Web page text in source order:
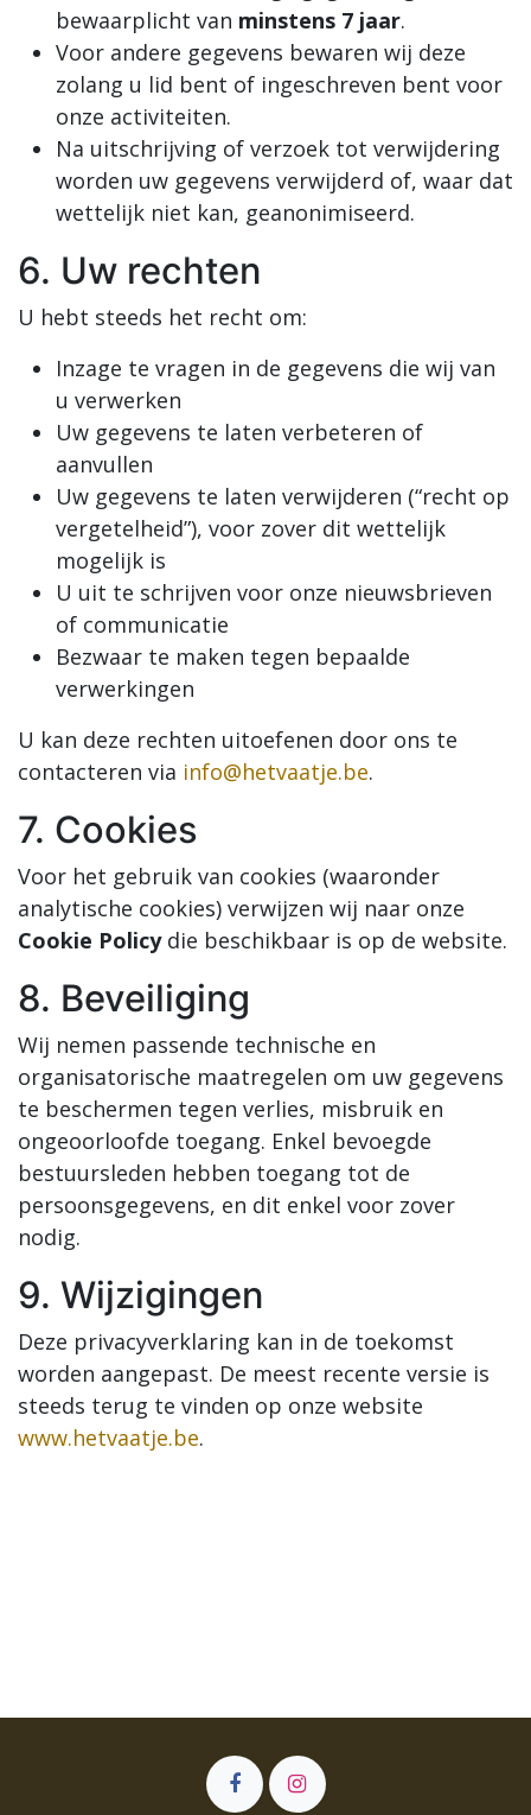
bewaarplicht van minstens 7 jaar.
Voor andere gegevens bewaren wij deze
zolang u lid bent of ingeschreven bent voor
onze activiteiten.
Na uitschrijving of verzoek tot verwijdering
worden uw gegevens verwijderd of, waar dat
wettelijk niet kan, geanonimiseerd.
6. Uw rechten
U hebt steeds het recht om:
Inzage te vragen in de gegevens die wij van
u verwerken
Uw gegevens te laten verbeteren of
aanvullen
Uw gegevens te laten verwijderen (“recht op
vergetelheid”), voor zover dit wettelijk
mogelijk is
U uit te schrijven voor onze nieuwsbrieven
of communicatie
Bezwaar te maken tegen bepaalde
verwerkingen
U kan deze rechten uitoefenen door ons te
contacteren via info@hetvaatje.be.
7. Cookies
Voor het gebruik van cookies (waaronder
analytische cookies) verwijzen wij naar onze
Cookie Policydie beschikbaar is op de website.
8. Beveiliging
Wij nemen passende technische en
organisatorische maatregelen om uw gegevens
te beschermen tegen verlies, misbruik en
ongeoorloofde toegang. Enkel bevoegde
bestuursleden hebben toegang tot de
persoonsgegevens, en dit enkel voor zover
nodig.
9. Wijzigingen
Deze privacyverklaring kan in de toekomst
worden aangepast. De meest recente versie is
steeds terug te vinden op onze website
www.hetvaatje.be.